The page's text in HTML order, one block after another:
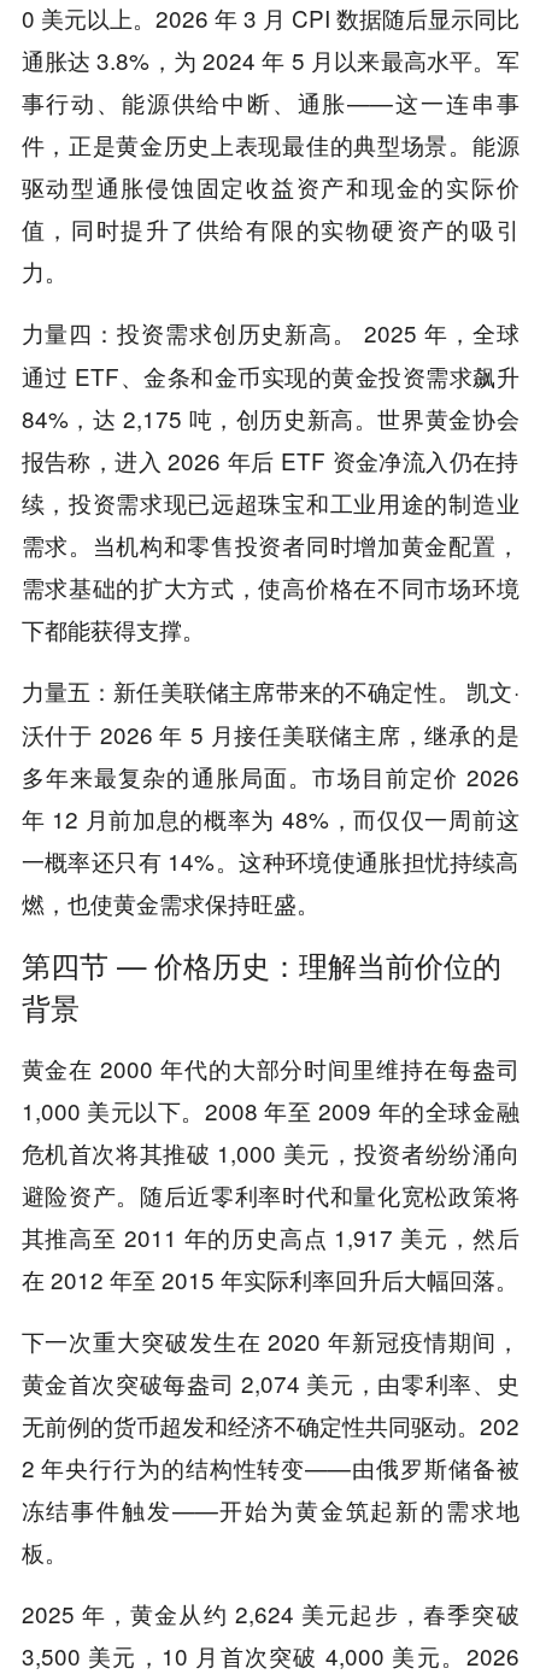
0 美元以上。2026 年 3 月 CPI 数据随后显示同比
通胀达 3.8%，为 2024 年 5 月以来最高水平。军
事行动、能源供给中断、通胀——这一连串事
件，正是黄金历史上表现最佳的典型场景。能源
驱动型通胀侵蚀固定收益资产和现金的实际价
值，同时提升了供给有限的实物硬资产的吸引
力。
力量四 ：投资需求创历史新高。 2025 年，全球
通过 ETF、金条和金币实现的黄金投资需求飙升
84%，达 2,175 吨，创历史新高。世界黄金协会
报告称，进入 2026 年后 ETF 资金净流入仍在持
续，投资需求现已远超珠宝和工业用途的制造业
需求。当机构和零售投资者同时增加黄金配置，
需求基础的扩大方式，使高价格在不同市场环境
下都能获得支撑。
力量五 ：新任美联储主席带来的不确定性。 凯文·
沃什于 2026 年 5 月接任美联储主席，继承的是
多年来最复杂的通胀局面。市场目前定价 2026
年 12 月前加息的概率为 48%，而仅仅一周前这
一概率还只有 14%。这种环境使通胀担忧持续高
燃，也使黄金需求保持旺盛。
第四节 — 价格历史：理解当前价位的
背景
黄金在 2000 年代的大部分时间里维持在每盎司
1,000 美元以下。2008 年至 2009 年的全球金融
危机首次将其推破 1,000 美元，投资者纷纷涌向
避险资产。随后近零利率时代和量化宽松政策将
其推高至 2011 年的历史高点 1,917 美元，然后
在 2012 年至 2015 年实际利率回升后大幅回落。
下一次重大突破发生在 2020 年新冠疫情期间，
黄金首次突破每盎司 2,074 美元，由零利率、史
无前例的货币超发和经济不确定性共同驱动。202
2 年央行行为的结构性转变——由俄罗斯储备被
冻结事件触发——开始为黄金筑起新的需求地
板。
2025 年，黄金从约 2,624 美元起步，春季突破
3,500 美元，10 月首次突破 4,000 美元。2026